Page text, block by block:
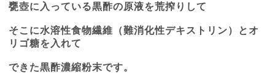
甕壺に入っている黒酢の原液を荒搾りして
そこに水溶性食物繊維（難消化性デキストリン）とオ
リゴ糖を入れて
できた黒酢濃縮粉末です。